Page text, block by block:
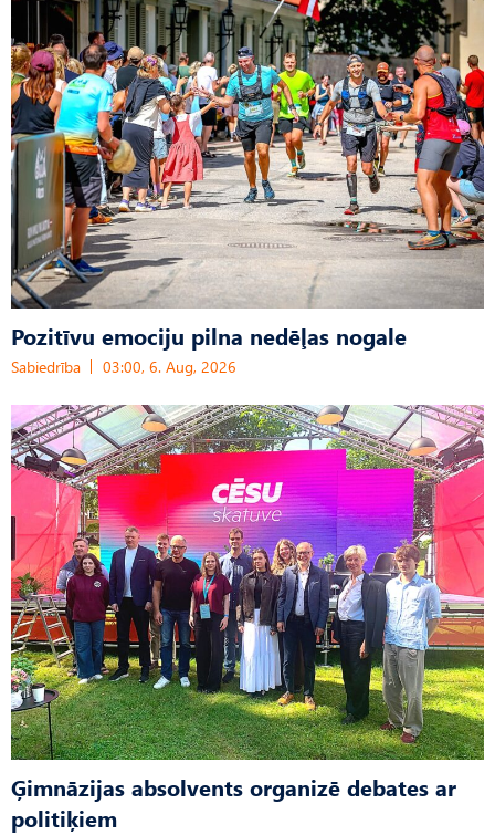
Pozitīvu emociju pilna nedēļas nogale
Sabiedrība 03:00, 6. Aug, 2026
Ģimnāzijas absolvents organizē debates ar
politiķiem